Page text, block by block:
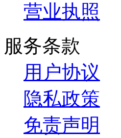
营业执照
服务条款
用户协议
隐私政策
免责声明